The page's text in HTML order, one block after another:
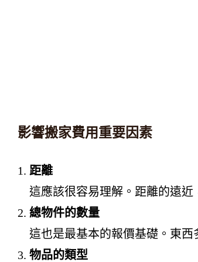
影響搬家費用重要因素
距離
這應該很容易理解。距離的遠近
總物件的數量
這也是最基本的報價基礎。東西
物品的類型